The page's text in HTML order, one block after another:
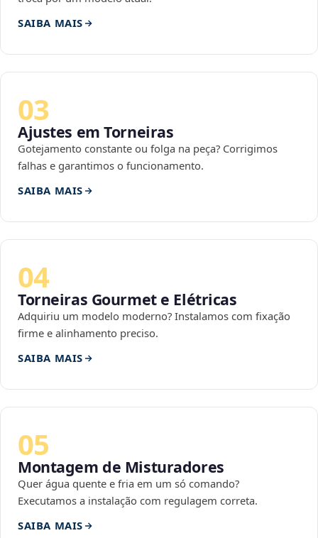
SAIBA MAIS
03
Ajustes em Torneiras
Gotejamento constante ou folga na peça? Corrigimos
falhas e garantimos o funcionamento.
SAIBA MAIS
04
Torneiras Gourmet e Elétricas
Adquiriu um modelo moderno? Instalamos com fixação
firme e alinhamento preciso.
SAIBA MAIS
05
Montagem de Misturadores
Quer água quente e fria em um só comando?
Executamos a instalação com regulagem correta.
SAIBA MAIS